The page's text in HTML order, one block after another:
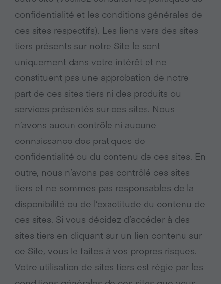
confidentialité et les conditions générales de
ces sites respectifs). Les liens vers des sites
tiers présents sur notre Site le sont
uniquement dans votre intérêt et ne
constituent pas une approbation de notre
part de ces sites tiers ni des produits ou
services présentés sur ces sites. Nous
n’avons aucun contrôle ni aucune
connaissance des pratiques de
confidentialité ou du contenu de ces sites. En
outre, nous n’avons pas contrôlé ces sites
tiers et ne sommes pas responsables de la
disponibilité ou de l’exactitude du contenu de
ces sites. Si vous décidez d’accéder à des
sites tiers en cliquant sur un lien contenu sur
ce Site, vous le faites à vos propres risques.
Votre utilisation de sites tiers est régie par les